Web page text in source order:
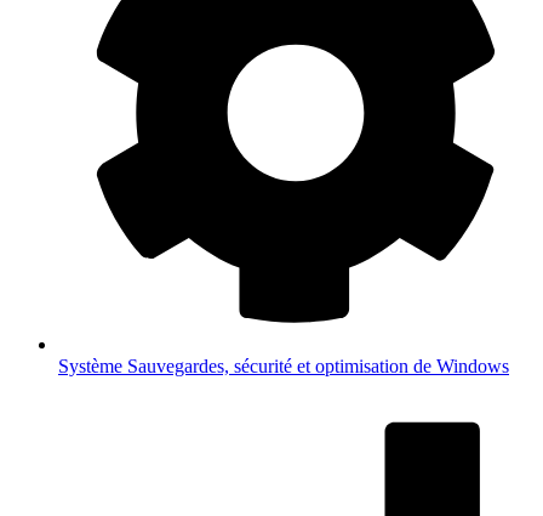
Système Sauvegardes, sécurité et optimisation de Windows